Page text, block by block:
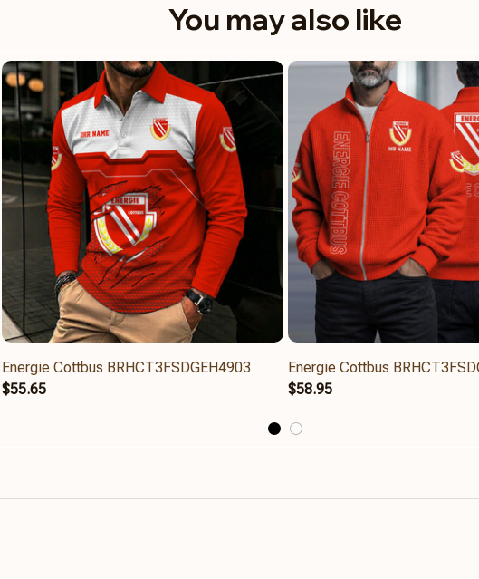
You may also like
Energie Cottbus BRHCT3FSDGEH4903
$55.65
Energie Cottbus
$58.95